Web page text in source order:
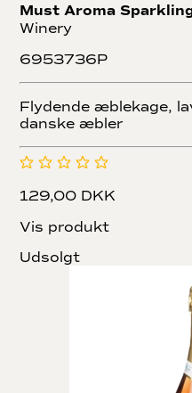
Must Aroma
Winery
6953736P
Flydende æblekage,
danske æbler
129,00 DKK
Vis produkt
Udsolgt